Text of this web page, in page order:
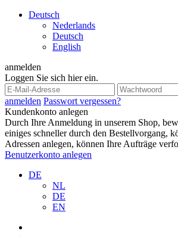
Deutsch
Nederlands
Deutsch
English
anmelden
Loggen Sie sich hier ein.
anmelden Passwort vergessen?
Kundenkonto anlegen
Durch Ihre Anmeldung in unserem Shop,
einiges schneller durch den Bestellvorgang,
Adressen anlegen, können Ihre Aufträge
Benutzerkonto anlegen
DE
NL
DE
EN